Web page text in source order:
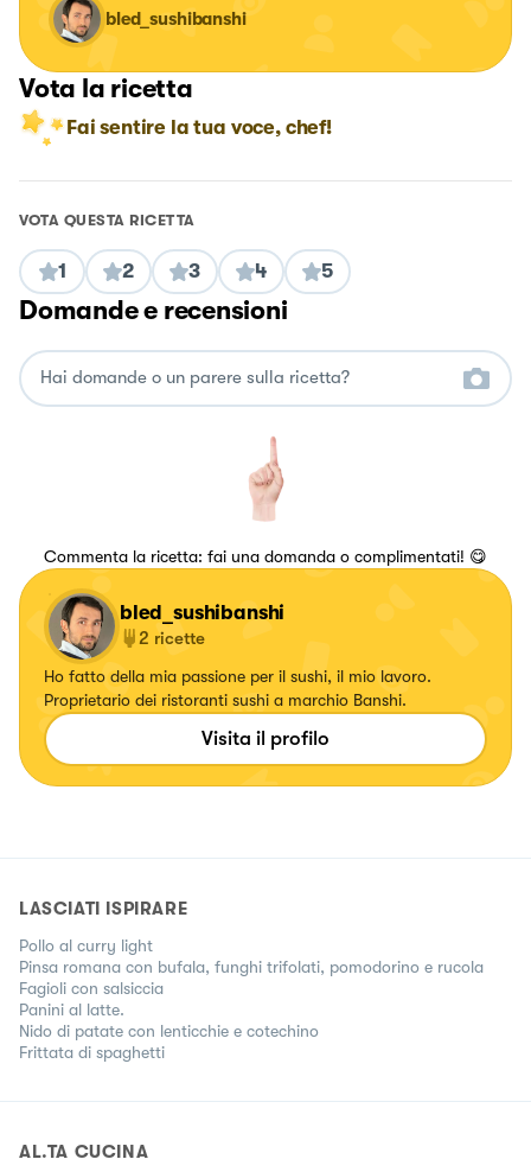
bled_sushibanshi
Vota la ricetta
Fai sentire la tua voce, chef!
VOTA QUESTA RICETTA
1 2 3 4 5
Domande e recensioni
Commenta la ricetta: fai una domanda o complimentati! 😋
bled_sushibanshi
2 ricette
Ho fatto della mia passione per il sushi, il mio lavoro.
Proprietario dei ristoranti sushi a marchio Banshi.
Visita il profilo
LASCIATI ISPIRARE
Pollo al curry light
Pinsa romana con bufala, funghi trifolati, pomodorino e rucola
Fagioli con salsiccia
Panini al latte.
Nido di patate con lenticchie e cotechino
Frittata di spaghetti
AL.TA CUCINA